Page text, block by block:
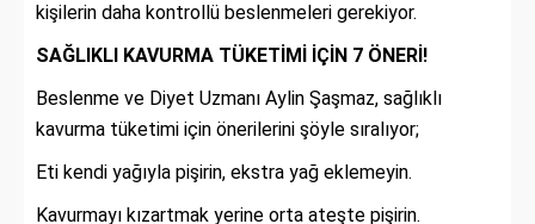
kişilerin daha kontrollü beslenmeleri gerekiyor.
SAĞLIKLI KAVURMA TÜKETİMİ İÇİN 7 ÖNERİ!
Beslenme ve Diyet Uzmanı Aylin Şaşmaz, sağlıklı
kavurma tüketimi için önerilerini şöyle sıralıyor;
Eti kendi yağıyla pişirin, ekstra yağ eklemeyin.
Kavurmayı kızartmak yerine orta ateşte pişirin.